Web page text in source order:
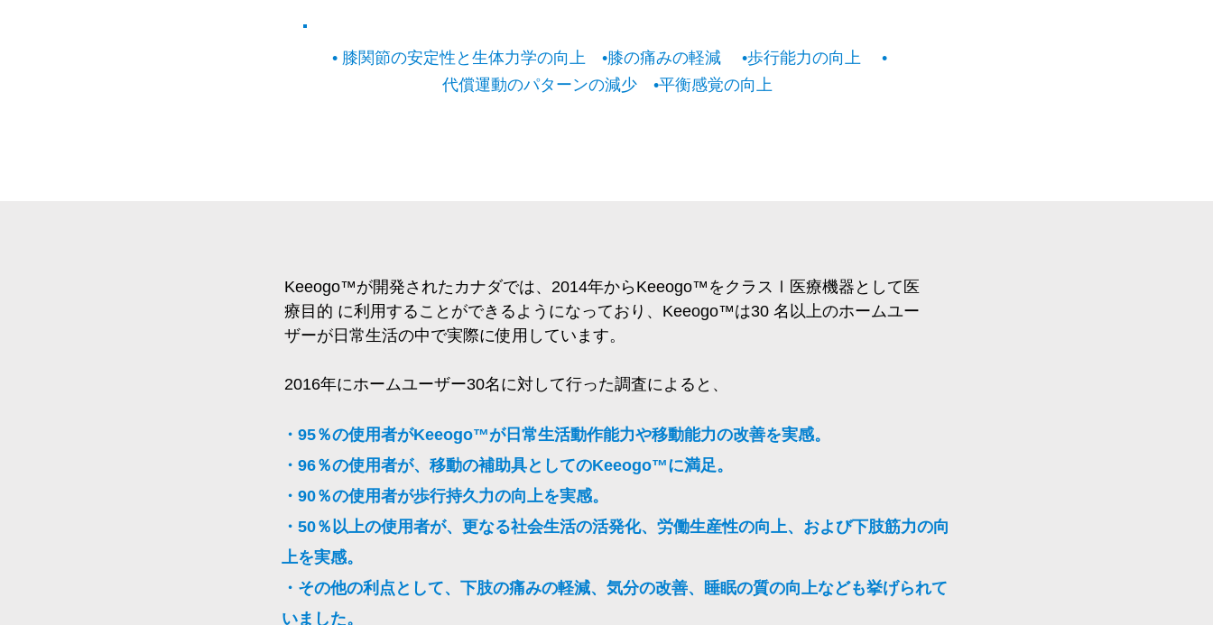
• 膝関節の安定性と生体力学の向上 •膝の痛みの軽減 •歩行能力の向上 •
代償運動のパターンの減少 •平衡感覚の向上
Keeogo™が開発されたカナダでは、2014年からKeeogo™をクラスⅠ医療機器として医
療目的 に利用することができるようになっており、Keeogo™は30 名以上のホームユー
ザーが日常生活の中で実際に使用しています。
2016年にホームユーザー30名に対して行った調査によると、
・95％の使用者がKeeogo™が日常生活動作能力や移動能力の改善を実感。
・96％の使用者が、移動の補助具としてのKeeogo™に満足。
・90％の使用者が歩行持久力の向上を実感。
・50％以上の使用者が、更なる社会生活の活発化、労働生産性の向上、および下肢筋力の向
上を実感。
・その他の利点として、下肢の痛みの軽減、気分の改善、睡眠の質の向上なども挙げられて
いました。